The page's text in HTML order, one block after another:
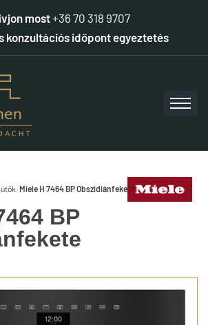
most+36 70 318 9707
konzultációs időpont egyeztetés
›Miele H 7464 BP Obszidiánfekete
BP